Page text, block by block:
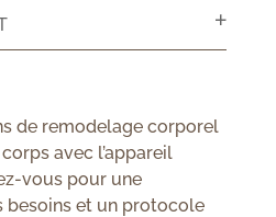
de remodelage corporel
avec l’appareil
vous pour une
besoins et un protocole